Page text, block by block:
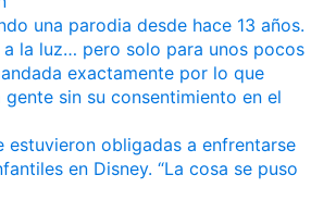
una parodia desde hace 13 años.
la luz… pero solo para unos pocos
exactamente por lo que
sin su consentimiento en el
estuvieron obligadas a enfrentarse
en Disney. “La cosa se puso